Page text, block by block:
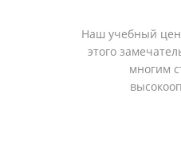
Наш учебный
этого
многим